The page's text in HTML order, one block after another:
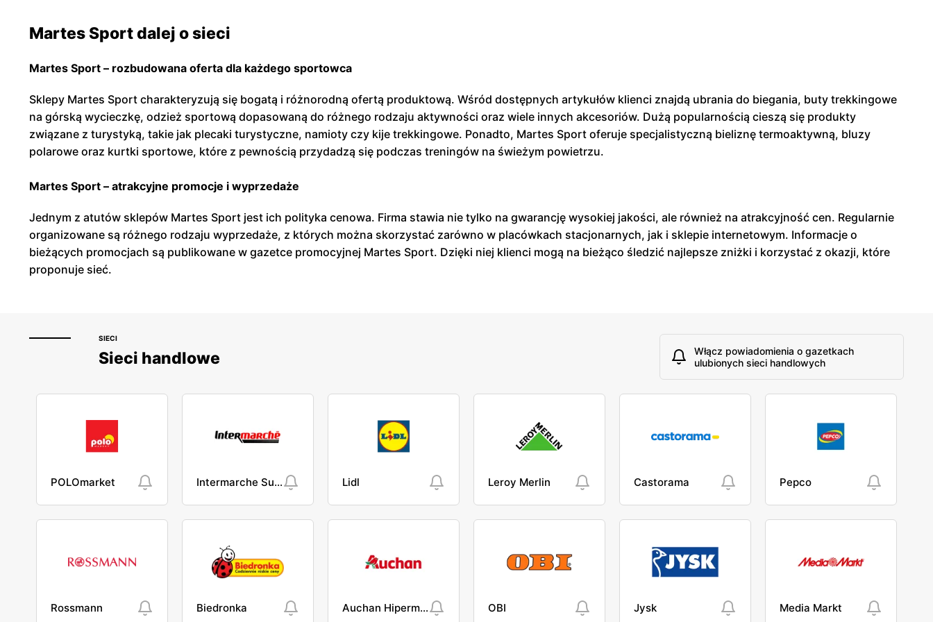
Martes Sport dalej o sieci
Martes Sport – rozbudowana oferta dla każdego sportowca
Sklepy Martes Sport charakteryzują się bogatą i różnorodną ofertą produktową. Wśród dostępnych artykułów klienci znajdą ubrania do biegania, buty trekkingowe
na górską wycieczkę, odzież sportową dopasowaną do różnego rodzaju aktywności oraz wiele innych akcesoriów. Dużą popularnością cieszą się produkty
związane z turystyką, takie jak plecaki turystyczne, namioty czy kije trekkingowe. Ponadto, Martes Sport oferuje specjalistyczną bieliznę termoaktywną, bluzy
polarowe oraz kurtki sportowe, które z pewnością przydadzą się podczas treningów na świeżym powietrzu.
Martes Sport – atrakcyjne promocje i wyprzedaże
Jednym z atutów sklepów Martes Sport jest ich polityka cenowa. Firma stawia nie tylko na gwarancję wysokiej jakości, ale również na atrakcyjność cen. Regularnie
organizowane są różnego rodzaju wyprzedaże, z których można skorzystać zarówno w placówkach stacjonarnych, jak i sklepie internetowym. Informacje o
bieżących promocjach są publikowane w gazetce promocyjnej Martes Sport. Dzięki niej klienci mogą na bieżąco śledzić najlepsze zniżki i korzystać z okazji, które
proponuje sieć.
SIECI
Sieci handlowe
Włącz powiadomienia o gazetkach
ulubionych sieci handlowych
POLOmarket Intermarche Super Lidl Leroy Merlin Castorama Pepco
Rossmann Biedronka Auchan Hipermarket OBI Jysk Media Markt